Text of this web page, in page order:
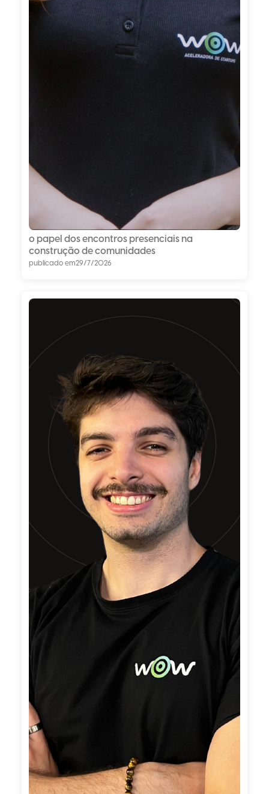
o papel dos encontros presenciais na
construção de comunidades
publicado em29/7/2026